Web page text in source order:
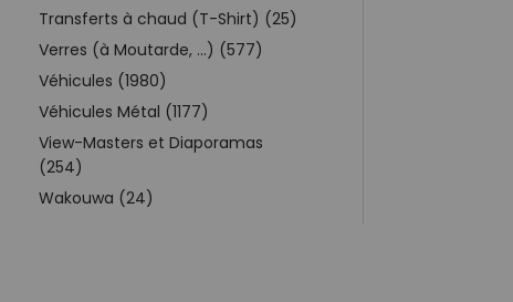
Transferts à chaud (T-Shirt) (25)
Verres (à Moutarde, ...) (577)
Véhicules (1980)
Véhicules Métal (1177)
View-Masters et Diaporamas
(254)
Wakouwa (24)